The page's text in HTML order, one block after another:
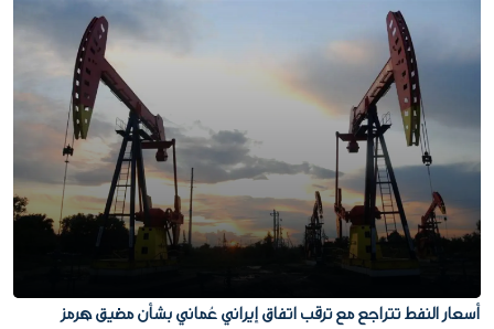
أسعار النفط تتراجع مع ترقب اتفاق إيراني عُماني بشأن مضيق هرمز